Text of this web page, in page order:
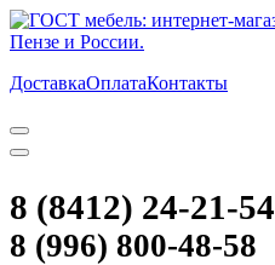
ДоставкаОплатаКонтакты
8 (8412) 24-21-54
8 (996) 800-48-58